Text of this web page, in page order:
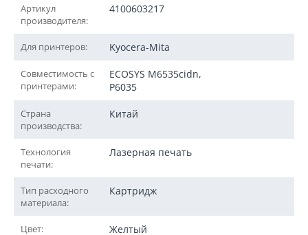
Артикул
производителя:
4100603217
Для принтеров: Kyocera-Mita
Совместимость с
принтерами:
ECOSYS M6535cidn,
P6035
Страна
производства:
Китай
Технология
печати:
Лазерная печать
Тип расходного
материала:
Картридж
Цвет: Желтый